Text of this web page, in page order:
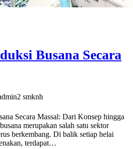
Busana Secara
smknh
Secara Massal: Dari Konsep hingga
merupakan salah satu sektor
berkembang. Di balik setiap helai
terdapat…